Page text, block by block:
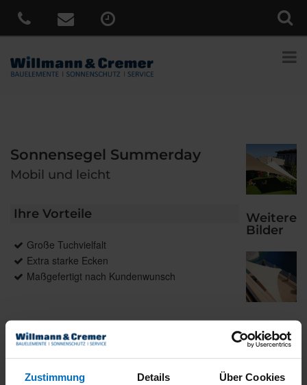
Zustimmung Details Über Cookies
Sonnensegel Summerday
Mobil und leicht
Ihre Vorteile
Große Tuchvielfalt
Extra starke Ecken
Maßgefertigt nach Kundenwunsch
Produktdetails
Standardgrößen und individuelle Form mit bis zu
Weitere
Bilder